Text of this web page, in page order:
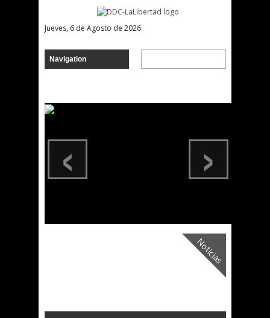
Jueves, 6 de Agosto de 2026
›
‹
Noticias